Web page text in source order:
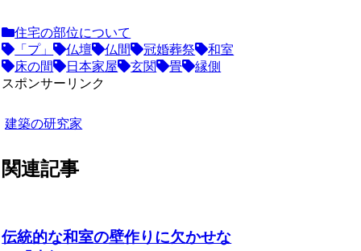
住宅の部位について
「プ」
仏壇 仏間 冠婚葬祭
和室
床の間
日本家屋 玄関 畳
縁側
スポンサーリンク
建築の研究家
関連記事
伝統的な和室の壁作りに欠かせな